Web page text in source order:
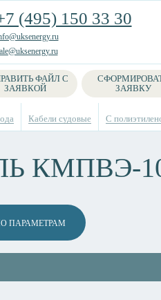
(495) 150 33 30
ФАЙЛ С
ЗАЯВКОЙ
ЗАЯВКУ
Кабели судовые С
КМПВЭ-
ПАРАМЕТРАМ